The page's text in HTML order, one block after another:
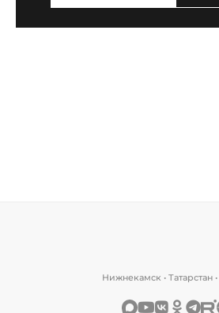
Нижнекамск • Татарстан